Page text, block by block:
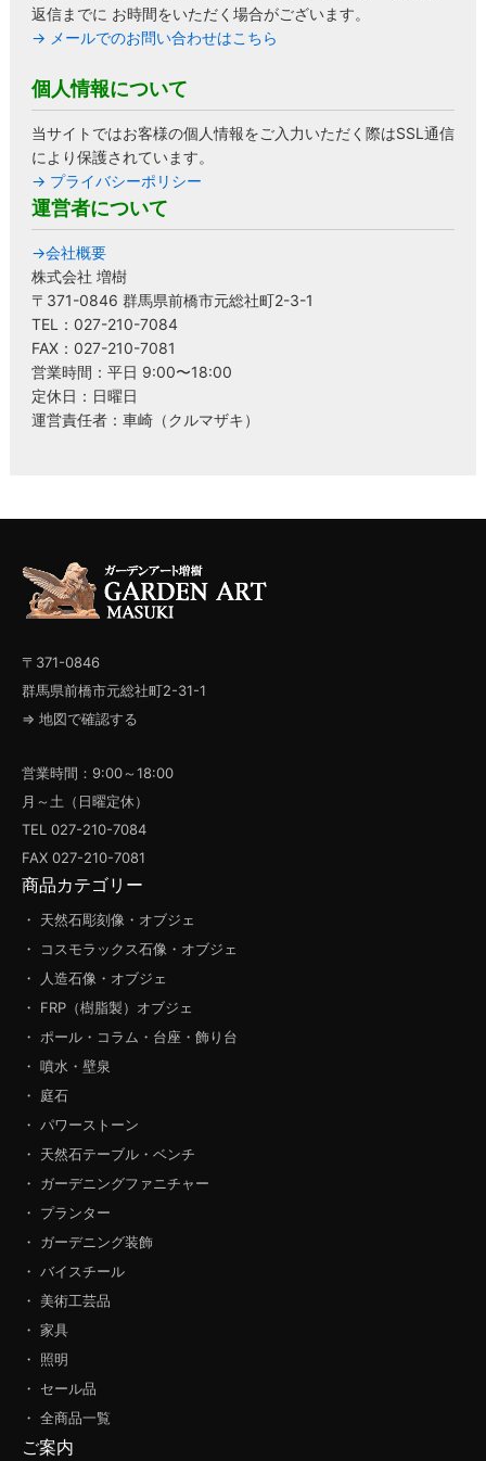
返信までに お時間をいただく場合がございます。
→ メールでのお問い合わせはこちら
個人情報について
当サイトではお客様の個人情報をご入力いただく際はSSL通信
により保護されています。
→ プライバシーポリシー
運営者について
→会社概要
株式会社 増樹
〒371-0846 群馬県前橋市元総社町2-3-1
TEL：027-210-7084
FAX：027-210-7081
営業時間：平日 9:00〜18:00
定休日：日曜日
運営責任者：車崎（クルマザキ）
〒371-0846
群馬県前橋市元総社町2-31-1
⇒ 地図で確認する
営業時間：9:00～18:00
月～土（日曜定休）
TEL 027-210-7084
FAX 027-210-7081
商品カテゴリー
・ 天然石彫刻像・オブジェ
・ コスモラックス石像・オブジェ
・ 人造石像・オブジェ
・ FRP（樹脂製）オブジェ
・ ポール・コラム・台座・飾り台
・ 噴水・壁泉
・ 庭石
・ パワーストーン
・ 天然石テーブル・ベンチ
・ ガーデニングファニチャー
・ プランター
・ ガーデニング装飾
・ バイスチール
・ 美術工芸品
・ 家具
・ 照明
・ セール品
・ 全商品一覧
ご案内